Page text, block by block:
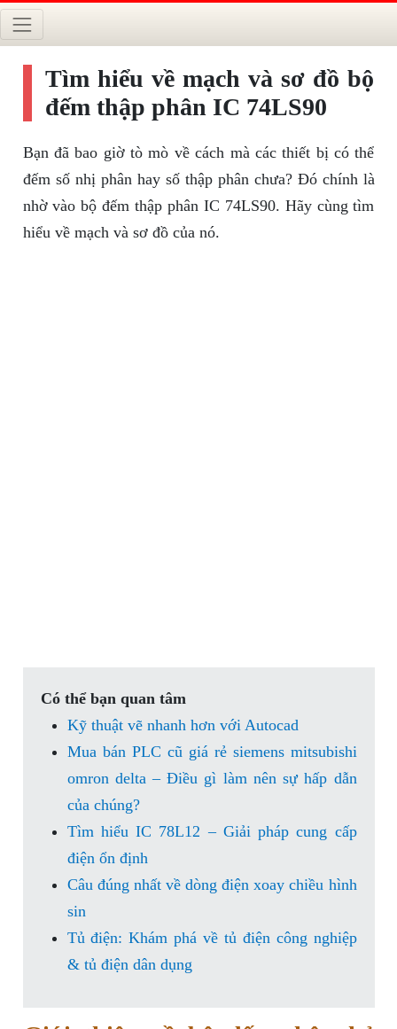
Tìm hiểu về mạch và sơ đồ bộ
đếm thập phân IC 74LS90
Bạn đã bao giờ tò mò về cách mà các thiết bị có thể
đếm số nhị phân hay số thập phân chưa? Đó chính là
nhờ vào bộ đếm thập phân IC 74LS90. Hãy cùng tìm
hiểu về mạch và sơ đồ của nó.
Có thể bạn quan tâm
Kỹ thuật vẽ nhanh hơn với Autocad
Mua bán PLC cũ giá rẻ siemens mitsubishi
omron delta – Điều gì làm nên sự hấp dẫn
của chúng?
Tìm hiểu IC 78L12 – Giải pháp cung cấp
điện ổn định
Câu đúng nhất về dòng điện xoay chiều hình
sin
Tủ điện: Khám phá về tủ điện công nghiệp
& tủ điện dân dụng